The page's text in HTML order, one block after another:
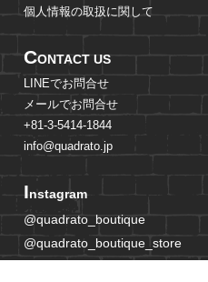
個人情報の取扱に関して
CONTACT US
LINEでお問合せ
メールでお問合せ
+81-3-5414-1844
info@quadrato.jp
Instagram
@quadrato_boutique
@quadrato_boutique_store